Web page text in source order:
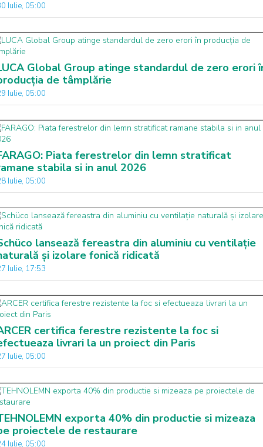
Iulie, 05:00
Global Group atinge standardul de zero erori
de tâmplărie
Iulie, 05:00
Piata ferestrelor din lemn stratificat
stabila si in anul 2026
Iulie, 05:00
lansează fereastra din aluminiu cu ventilație
și izolare fonică ridicată
Iulie, 17:53
certifica ferestre rezistente la foc si
livrari la un proiect din Paris
Iulie, 05:00
exporta 40% din productie si mizeaza
proiectele de restaurare
Iulie, 05:00